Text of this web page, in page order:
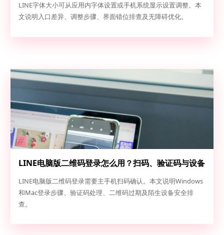
LINE字体大小可从应用内字体设置或手机系统显示设置调整。本
文说明入口差异、调整步骤、界面错位排查及无障碍优化。
LINE电脑版二维码登录怎么用？扫码、验证码与设备
LINE电脑版二维码登录需要主手机扫码确认。本文说明Windows
和Mac登录步骤、验证码处理、二维码过期及陌生设备安全排
查。